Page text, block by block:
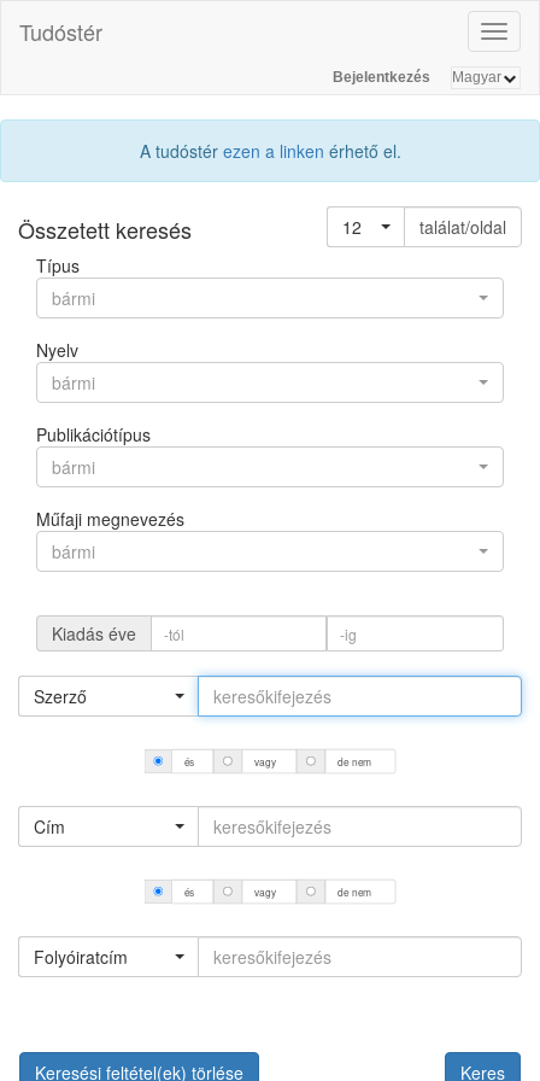
Tudóstér
Bejelentkezés
A tudóstér ezen a linken érhető el.
Összetett keresés 12
találat/oldal
Típus
bármi
Nyelv
bármi
Publikációtípus
bármi
Műfaji megnevezés
bármi
Kiadás éve
Szerző
és vagy de nem
Cím
és vagy de nem
Folyóiratcím
Keresési feltétel(ek) törlése